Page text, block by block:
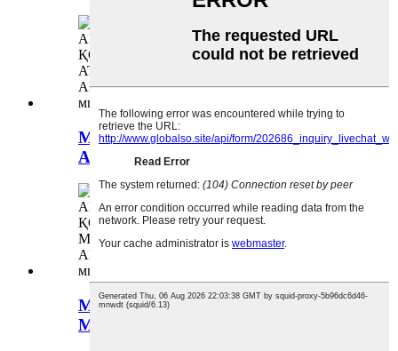
MG 350 радиатор жинағы -
AT350MG5 1.5L-10080585
MG 350 радиатор жинағы -AT350
MG5 1.5L-10080591